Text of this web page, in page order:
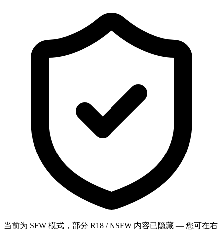
当前为 SFW 模式，部分 R18 / NSFW 内容已隐藏 — 您可在右